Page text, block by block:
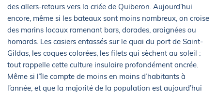
des allers-retours vers la criée de Quiberon. Aujourd’hui
encore, même si les bateaux sont moins nombreux, on croise
des marins locaux ramenant bars, dorades, araignées ou
homards. Les casiers entassés sur le quai du port de Saint-
Gildas, les coques colorées, les filets qui sèchent au soleil :
tout rappelle cette culture insulaire profondément ancrée.
Même si l’île compte de moins en moins d’habitants à
l’année, et que la majorité de la population est aujourd’hui